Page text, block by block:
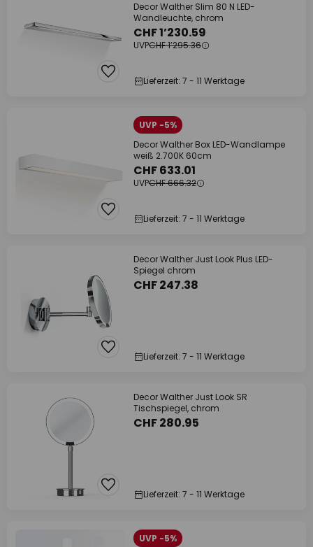
Decor Walther Slim 80 N LED-
Wandleuchte, chrom
CHF 1’230.59
UVPCHF 1’295.36
Lieferzeit: 7 - 11 Werktage
UVP -5%
Decor Walther Box LED-Wandlampe
weiß 2.700K 60cm
CHF 633.01
UVPCHF 666.32
Lieferzeit: 7 - 11 Werktage
Decor Walther Just Look Plus LED-
Spiegel chrom
CHF 247.38
Lieferzeit: 7 - 11 Werktage
Decor Walther Just Look SR
Tischspiegel, chrom
CHF 280.95
Lieferzeit: 7 - 11 Werktage
UVP -5%